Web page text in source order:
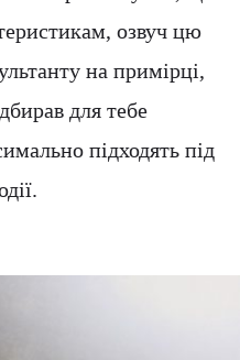
озвуч цю
на примірці,
для тебе
підходять під